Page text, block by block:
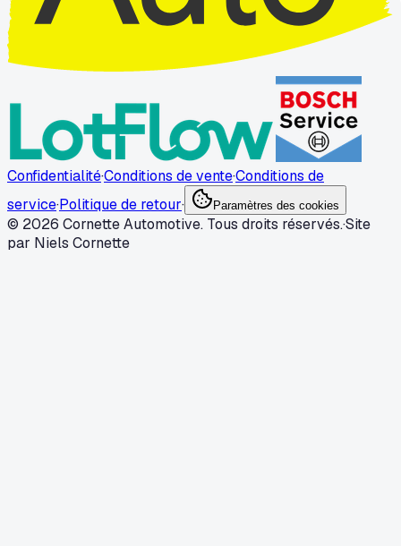
Confidentialité·Conditions de vente·Conditions de
service·Politique de retour· Paramètres des cookies
© 2026 Cornette Automotive. Tous droits réservés.·Site
par Niels Cornette